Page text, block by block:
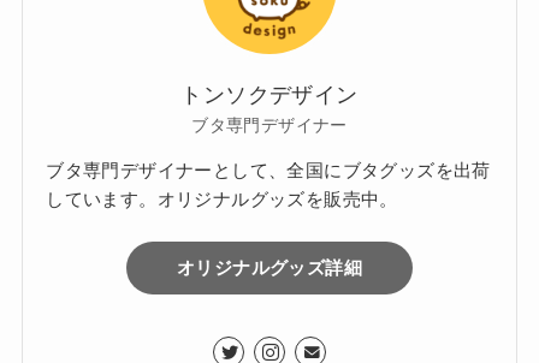
トンソクデザイン
ブタ専門デザイナー
ブタ専門デザイナーとして、全国にブタグッズを出荷
しています。オリジナルグッズを販売中。
オリジナルグッズ詳細